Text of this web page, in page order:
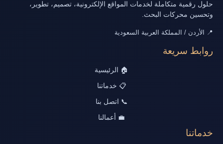
حلول رقمية متكاملة لخدمات المواقع الإلكترونية، تصميم، تطوير،
وتحسين محركات البحث.
📍 الأردن / المملكة العربية السعودية
روابط سريعة
🏠 الرئيسية
📋 خدماتنا
📞 اتصل بنا
💼 أعمالنا
خدماتنا